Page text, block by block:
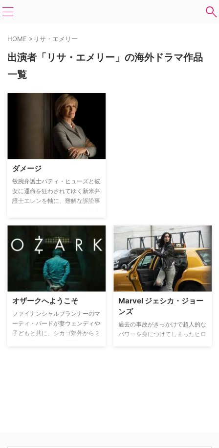
HOME > リサ・エメリー
出演者「リサ・エメリー」の海外ドラマ作品
一覧
ダメージ
敏腕弁護士パティ・ヒューズと彼
女に運命を狂わされてゆく新米弁
護士エレンを軸に、難解な訴訟事
の暗部を斬新なフラッシュバック
オザークへようこそ
ファイナンシャルプランナーのマ
ーティ・バードが妻ウェンディや
子どもと共に、シカゴ郊外からミ
Marvel ジェシカ・ジョー
ンズ
過去の事故がきっかけで超人的な
パワーを身につけてしまったヒロ